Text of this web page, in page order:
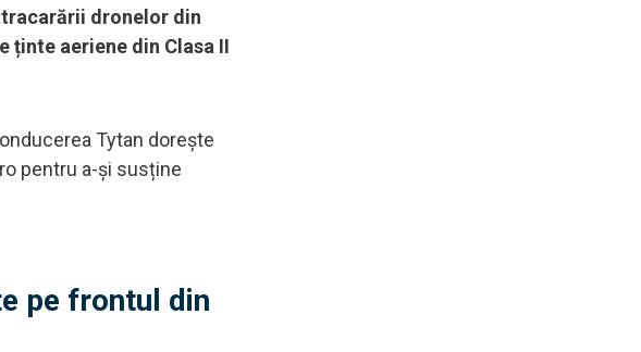
dronelor din
ținte aeriene din Clasa II
Tytan dorește
pentru a-și susține
pe frontul din